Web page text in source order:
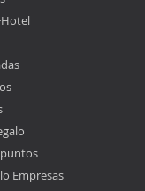
Empresas